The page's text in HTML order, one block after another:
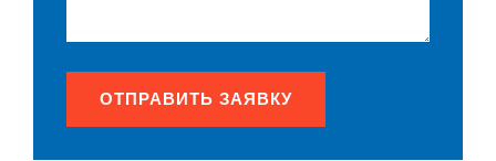
ОТПРАВИТЬ ЗАЯВКУ